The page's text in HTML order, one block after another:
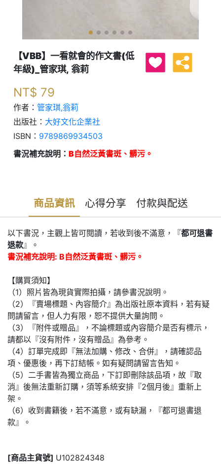
【VBB】一看就會的作文書(低
年級)_管家琪, 翁莉
NT$ 79
作者： 管家琪,翁莉
出版社： 大好文化企業社
ISBN： 9789869934503
書況補充說明： B自然泛黃書斑、髒污。
商品資訊 心得分享 付款與配送
以下書況，主觀上皆可閱讀，若收到後不滿意，『都可退書
退款』。
書況補充說明: B自然泛黃書斑、髒污。
【購買須知】
（1）照片皆為現貨實際拍攝，請參書況說明。
（2）『賣場標題、內容簡介』為出版社原本資料，若有疑
問請留言，但人力有限，恕不提供大量詢問。
（3）『附件或贈品』，不論標題或內容簡介是否有標示，
請都以『沒有附件，沒有贈品』為參考。
（4）訂單完成即『無法加購、修改、合併』，請確認品
項、優惠後，再下訂結帳。如有疑問請留言告知。
（5）二手書皆為獨立商品，下訂即刪除該品項，故『取
消』後無法重新訂購，須等系統安排『2個月後』重新上
架。
（6）收到書籍後，若不滿意，或有缺漏，『都可退書退
款』。
[商品主貨號] U102824348